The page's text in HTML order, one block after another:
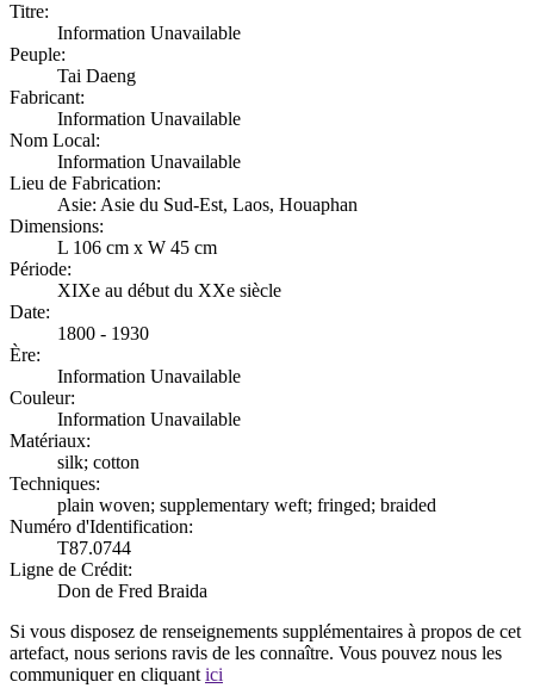
Titre:
Information Unavailable
Peuple:
Tai Daeng
Fabricant:
Information Unavailable
Nom Local:
Information Unavailable
Lieu de Fabrication:
Asie: Asie du Sud-Est, Laos, Houaphan
Dimensions:
L 106 cm x W 45 cm
Période:
XIXe au début du XXe siècle
Date:
1800 - 1930
Ère:
Information Unavailable
Couleur:
Information Unavailable
Matériaux:
silk; cotton
Techniques:
plain woven; supplementary weft; fringed; braided
Numéro d'Identification:
T87.0744
Ligne de Crédit:
Don de Fred Braida
Si vous disposez de renseignements supplémentaires à propos de cet
artefact, nous serions ravis de les connaître. Vous pouvez nous les
communiquer en cliquant ici